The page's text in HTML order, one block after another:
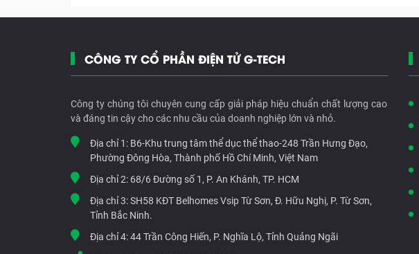
CÔNG TY CỔ PHẦN ĐIỆN TỬ G-TECH
Công ty chúng tôi chuyên cung cấp giải pháp hiệu chuẩn chất lượng cao
và đáng tin cậy cho các nhu cầu của doanh nghiệp lớn và nhỏ.
Địa chỉ 1: B6-Khu trung tâm thể dục thể thao-248 Trần Hưng Đạo,
Phường Đông Hòa, Thành phố Hồ Chí Minh, Việt Nam
Địa chỉ 2: 68/6 Đường số 1, P. An Khánh, TP. HCM
Địa chỉ 3:SH58 KĐT Belhomes Vsip Từ Sơn, Đ. Hữu Nghị, P. Từ Sơn,
Tỉnh Bắc Ninh.
Địa chỉ 4:44 Trần Công Hiến, P. Nghĩa Lộ, Tỉnh Quảng Ngãi